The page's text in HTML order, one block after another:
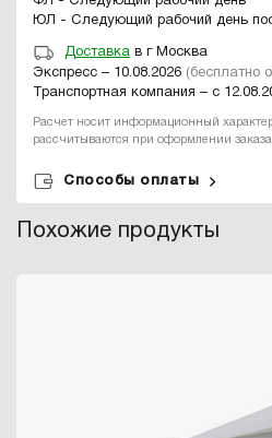
ЮЛ - Следующий рабочий день
Доставка в г Москва
Экспресс – 10.08.2026 (бесплатно
Транспортная компания – с
Расчет носит информационный
рассчитываются при оформлении заказа.
Способы оплаты
Похожие продукты